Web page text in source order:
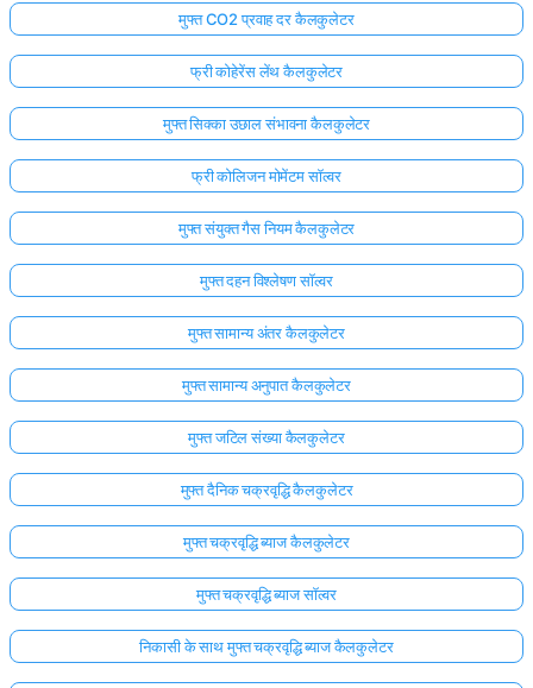
मुफ्त CO2 प्रवाह दर कैलकुलेटर
फ्री कोहेरेंस लेंथ कैलकुलेटर
मुफ्त सिक्का उछाल संभावना कैलकुलेटर
फ्री कोलिजन मोमेंटम सॉल्वर
मुफ्त संयुक्त गैस नियम कैलकुलेटर
मुफ्त दहन विश्लेषण सॉल्वर
मुफ्त सामान्य अंतर कैलकुलेटर
मुफ्त सामान्य अनुपात कैलकुलेटर
मुफ्त जटिल संख्या कैलकुलेटर
मुफ्त दैनिक चक्रवृद्धि कैलकुलेटर
मुफ्त चक्रवृद्धि ब्याज कैलकुलेटर
मुफ्त चक्रवृद्धि ब्याज सॉल्वर
निकासी के साथ मुफ्त चक्रवृद्धि ब्याज कैलकुलेटर